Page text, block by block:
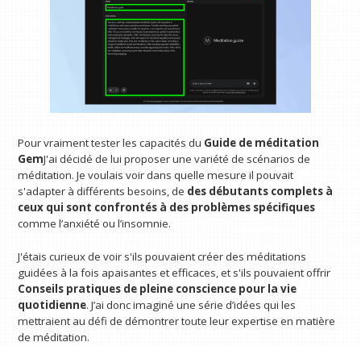
Pour vraiment tester les capacités du Guide de méditation
GemJ'ai décidé de lui proposer une variété de scénarios de
méditation. Je voulais voir dans quelle mesure il pouvait
s'adapter à différents besoins, de des débutants complets à
ceux qui sont confrontés à des problèmes spécifiques
comme l’anxiété ou l’insomnie.
J'étais curieux de voir s'ils pouvaient créer des méditations
guidées à la fois apaisantes et efficaces, et s'ils pouvaient offrir
Conseils pratiques de pleine conscience pour la vie
quotidienne. J’ai donc imaginé une série d’idées qui les
mettraient au défi de démontrer toute leur expertise en matière
de méditation.